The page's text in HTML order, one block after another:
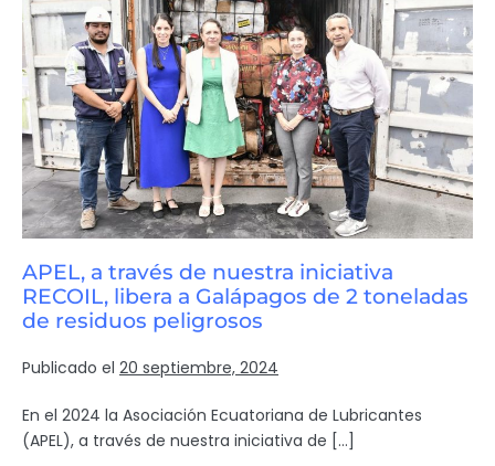
APEL, a través de nuestra iniciativa
RECOIL, libera a Galápagos de 2 toneladas
de residuos peligrosos
Publicado el 20 septiembre, 2024
En el 2024 la Asociación Ecuatoriana de Lubricantes
(APEL), a través de nuestra iniciativa de […]